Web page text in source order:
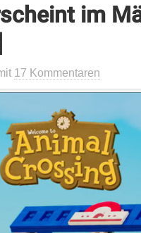
im
17 Kommentaren